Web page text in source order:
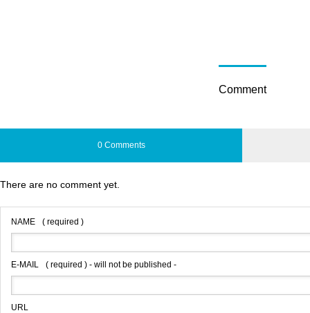
Comment
0 Comments
There are no comment yet.
NAME ( required )
E-MAIL ( required ) - will not be published -
URL